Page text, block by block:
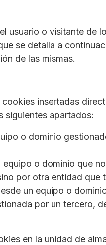
usuario o visitante de
se detalla a
de las mismas.
insertadas
siguientes apartados:
o dominio
o dominio que
por otra entidad que
un equipo o
por un tercero,
en la unidad de